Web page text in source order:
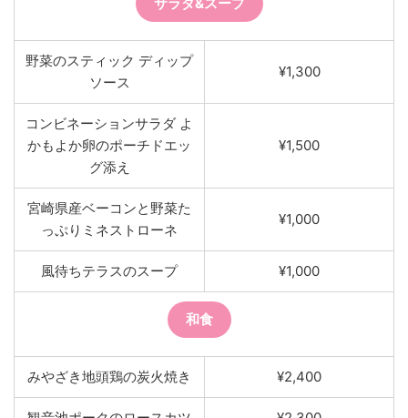
野菜のスティック ディップ
ソース
¥1,300
コンビネーションサラダ よ
かもよか卵のポーチドエッ
グ添え
¥1,500
宮崎県産ベーコンと野菜た
っぷりミネストローネ
¥1,000
風待ちテラスのスープ ¥1,000
和食
みやざき地頭鶏の炭火焼き ¥2,400